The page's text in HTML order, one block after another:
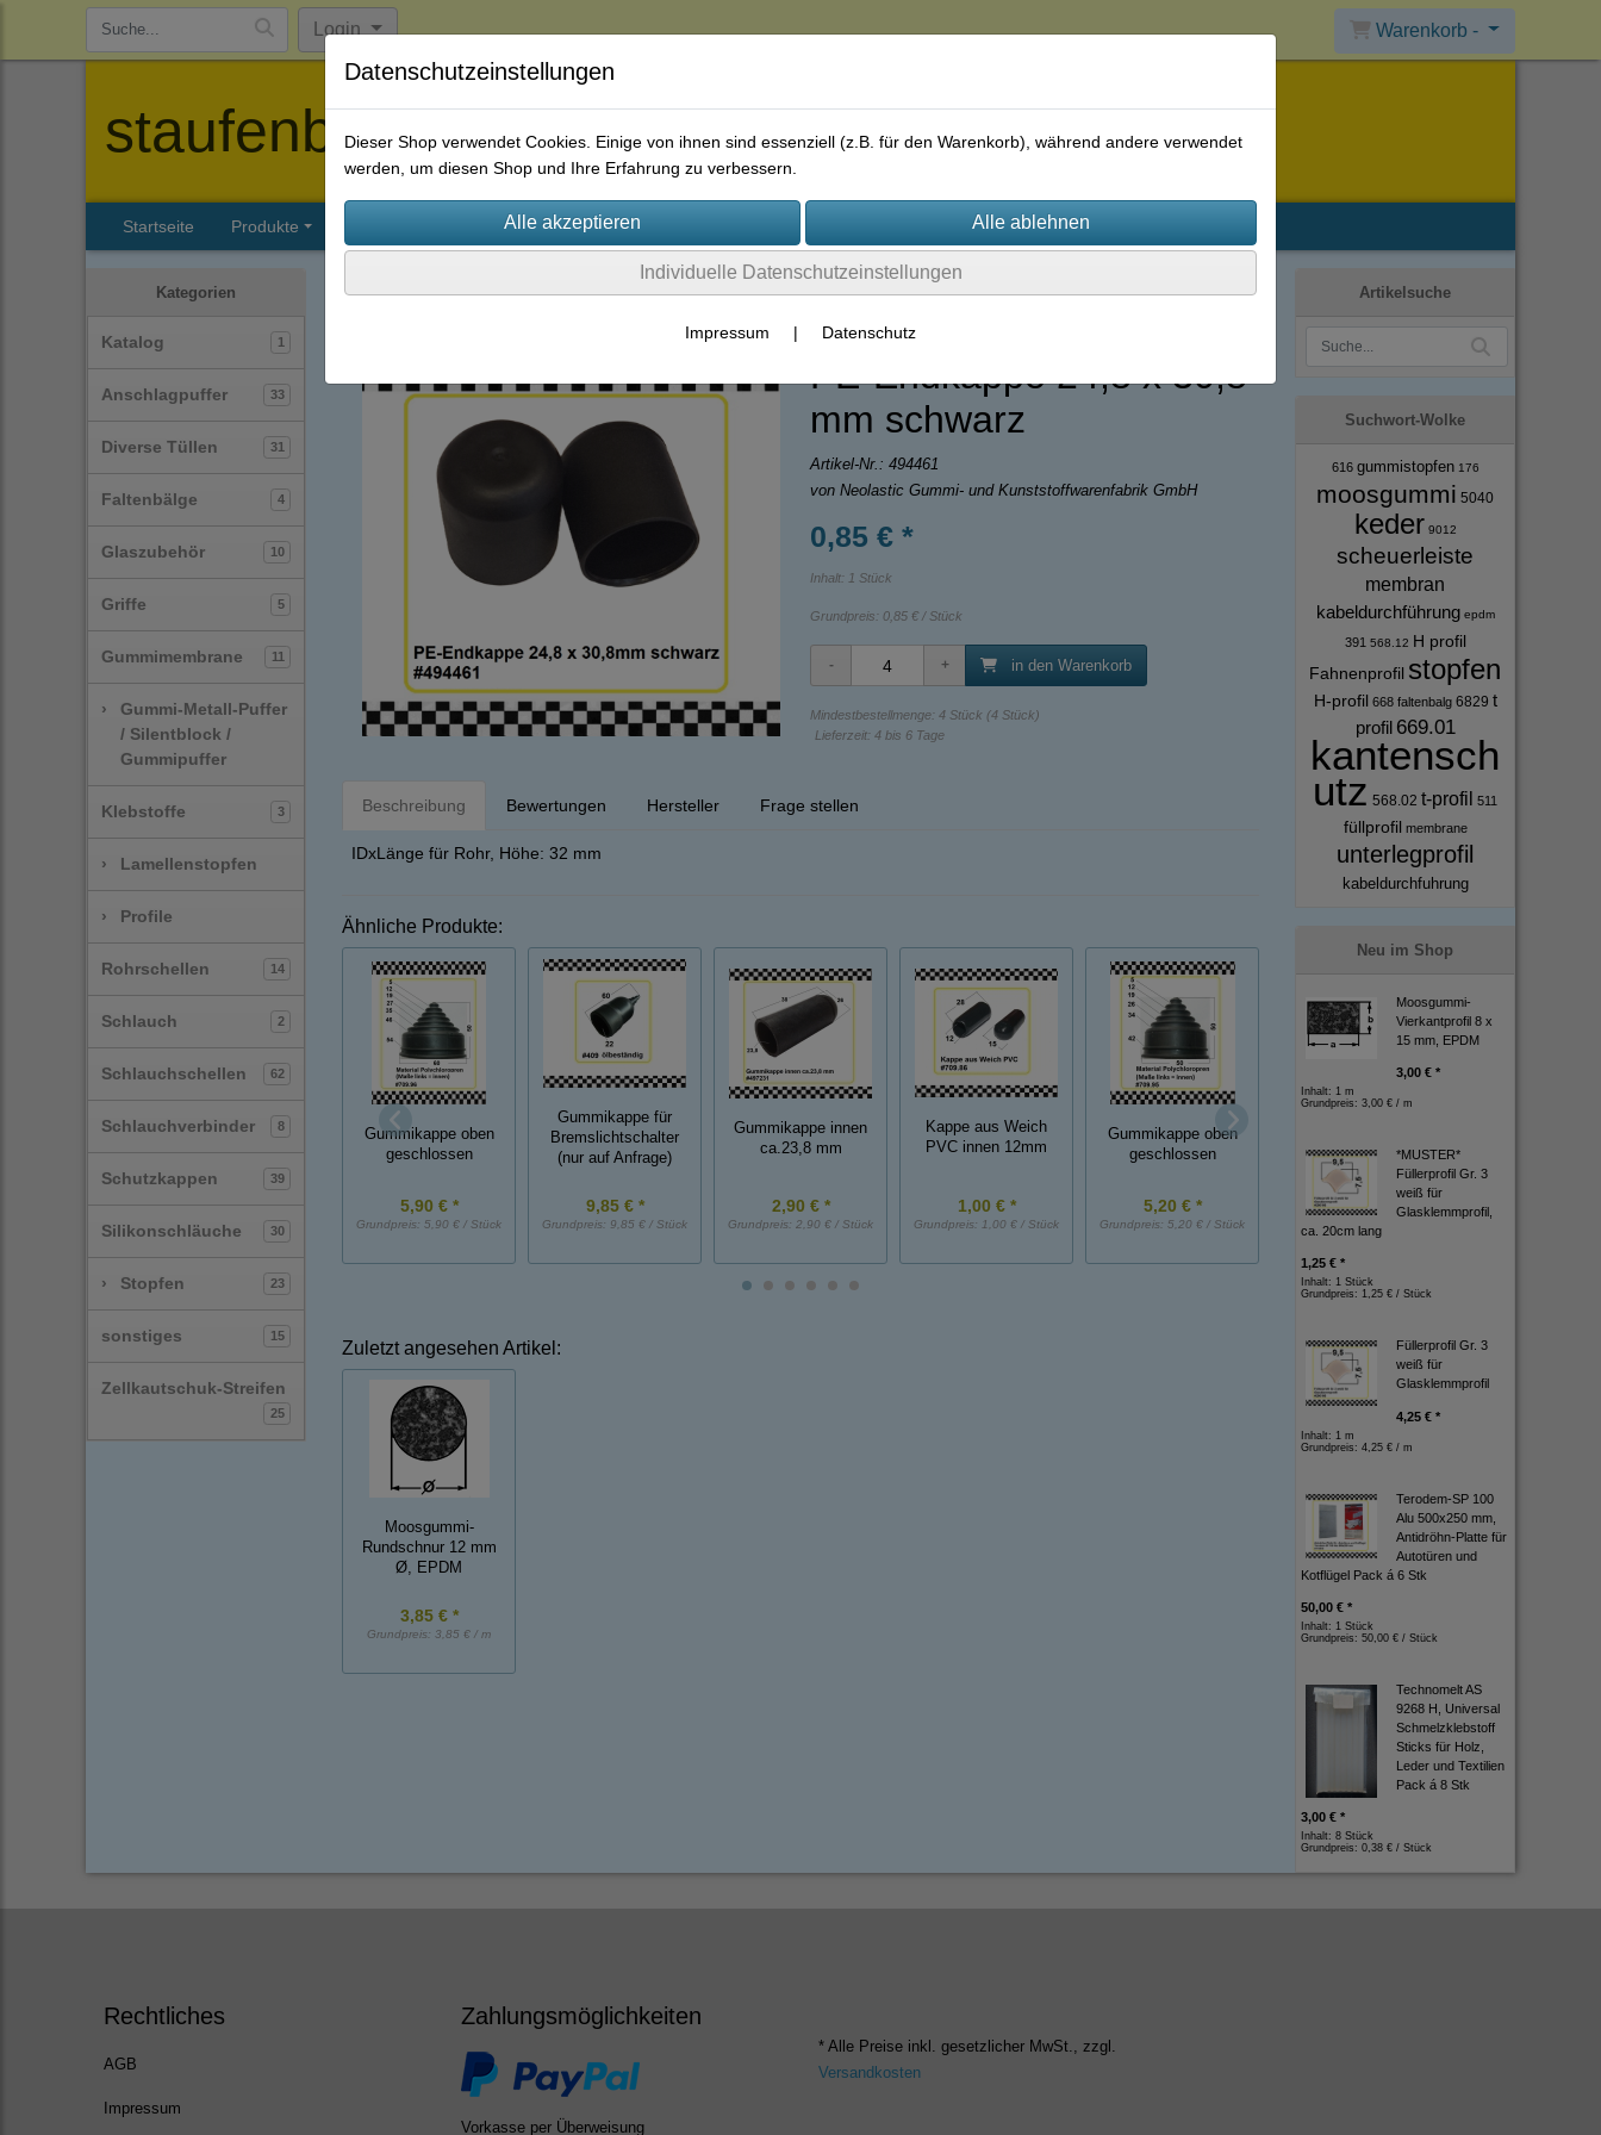
Login Warenkorb -
staufenbiel-berlin
Startseite Produkte Firmenhistorie AGB
Kategorien
Katalog 1
Anschlagpuffer 33
Diverse Tüllen 31
Faltenbälge 4
Glaszubehör 10
Griffe 5
Gummimembrane 11
›
Gummi-Metall-Puffer
/ Silentblock /
Gummipuffer
Klebstoffe 3
› Lamellenstopfen
› Profile
Rohrschellen 14
Schlauch 2
Schlauchschellen 62
Schlauchverbinder 8
Schutzkappen 39
Silikonschläuche 30
› Stopfen 23
sonstiges 15
Zellkautschuk-Streifen
25
PE-Endkappe 24,8 x 30,8
mm schwarz
Artikel-Nr.: 494461
von Neolastic Gummi- und Kunststoffwarenfabrik GmbH
0,85 € *
Inhalt: 1 Stück
Grundpreis: 0,85 € / Stück
in den Warenkorb
Mindestbestellmenge: 4 Stück (4 Stück)
Lieferzeit: 4 bis 6 Tage
Beschreibung Bewertungen Hersteller Frage stellen
IDxLänge für Rohr, Höhe: 32 mm
Ähnliche Produkte:
Gummikappe oben
geschlossen
5,90 € *
Grundpreis: 5,90 € / Stück
Gummikappe für
Bremslichtschalter
(nur auf Anfrage)
9,85 € *
Grundpreis: 9,85 € / Stück
Gummikappe innen
ca.23,8 mm
2,90 € *
Grundpreis: 2,90 € / Stück
Kappe aus Weich
PVC innen 12mm
1,00 € *
Grundpreis: 1,00 € / Stück
Gummikappe oben
geschlossen
5,20 € *
Grundpreis: 5,20 € / Stück
ca.15 mm
1,90 € *
Grundpreis: 1,90 € / Stück
Zuletzt angesehen Artikel:
Moosgummi-
Rundschnur 12 mm
Ø, EPDM
3,85 € *
Grundpreis: 3,85 € / m
Artikelsuche
Suchwort-Wolke
616 gummistopfen 176
moosgummi 5040
keder 9012
scheuerleiste
membran
kabeldurchführung epdm
391 568.12 H profil
Fahnenprofil stopfen
H-profil 668 faltenbalg 6829 t
profil 669.01
kantensch
utz 568.02 t-profil 511
füllprofil membrane
unterlegprofil
kabeldurchfuhrung
Neu im Shop
Moosgummi-
Vierkantprofil 8 x
15 mm, EPDM
3,00 € *
Inhalt: 1 m
Grundpreis: 3,00 € / m
*MUSTER*
Füllerprofil Gr. 3
weiß für
Glasklemmprofil,
ca. 20cm lang
1,25 € *
Inhalt: 1 Stück
Grundpreis: 1,25 € / Stück
Füllerprofil Gr. 3
weiß für
Glasklemmprofil
4,25 € *
Inhalt: 1 m
Grundpreis: 4,25 € / m
Terodem-SP 100
Alu 500x250 mm,
Antidröhn-Platte für
Autotüren und
Kotflügel Pack á 6 Stk
50,00 € *
Inhalt: 1 Stück
Grundpreis: 50,00 € / Stück
Technomelt AS
9268 H, Universal
Schmelzklebstoff
Sticks für Holz,
Leder und Textilien
Pack á 8 Stk
3,00 € *
Inhalt: 8 Stück
Grundpreis: 0,38 € / Stück
Rechtliches
AGB
Impressum
Zahlungsmöglichkeiten
Vorkasse per Überweisung
* Alle Preise inkl. gesetzlicher MwSt., zzgl.
Versandkosten
Datenschutzeinstellungen
Dieser Shop verwendet Cookies. Einige von ihnen sind essenziell (z.B. für den Warenkorb), während andere verwendet
werden, um diesen Shop und Ihre Erfahrung zu verbessern.
Individuelle Datenschutzeinstellungen
Impressum | Datenschutz